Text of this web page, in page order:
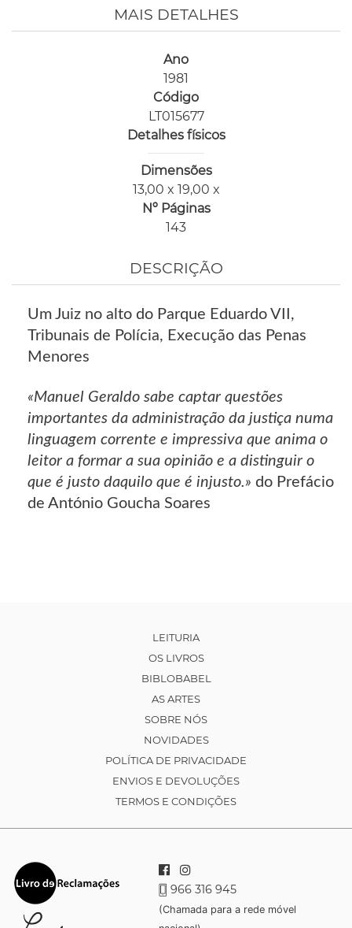
MAIS DETALHES
Ano
1981
Código
LT015677
Detalhes físicos
Dimensões
13,00 x 19,00 x
Nº Páginas
143
DESCRIÇÃO
Um Juiz no alto do Parque Eduardo VII,
Tribunais de Polícia, Execução das Penas
Menores
«Manuel Geraldo sabe captar questões
importantes da administração da justiça numa
linguagem corrente e impressiva que anima o
leitor a formar a sua opinião e a distinguir o
que é justo daquilo que é injusto.» do Prefácio
de António Goucha Soares
LEITURIA
OS LIVROS
BIBLOBABEL
AS ARTES
SOBRE NÓS
NOVIDADES
POLÍTICA DE PRIVACIDADE
ENVIOS E DEVOLUÇÕES
TERMOS E CONDIÇÕES
966 316 945
(Chamada para a rede móvel